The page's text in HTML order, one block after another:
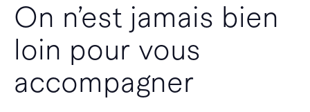
On n’est jamais bien
loin pour vous
accompagner